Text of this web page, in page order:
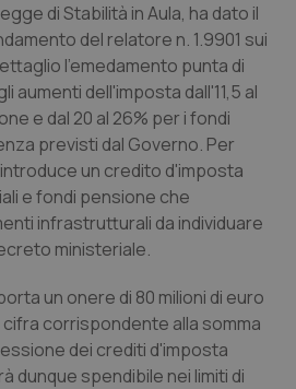
di Stabilità in Aula, ha dato il
del relatore n. 1.9901 sui
l'emedamento punta di
aumenti dell'imposta dall'11,5 al
e dal 20 al 26% per i fondi
previsti dal Governo. Per
un credito d'imposta
e fondi pensione che
infrastrutturali da individuare
ministeriale.
un onere di 80 milioni di euro
corrispondente alla somma
dei crediti d'imposta
dunque spendibile nei limiti di